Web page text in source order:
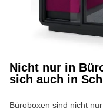
Nicht nur in
sich auch in
Büroboxen sind nicht